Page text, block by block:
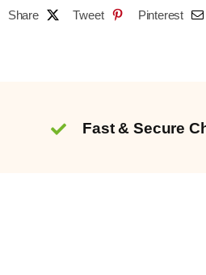
Share Tweet Pinterest
Fast & Secure